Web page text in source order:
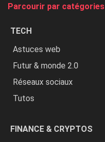
Parcourir par catégories
TECH
Astuces web
Futur & monde 2.0
Réseaux sociaux
Tutos
FINANCE & CRYPTOS